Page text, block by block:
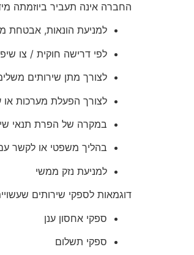
החברה אינה תעביר ביוזמתה
למניעת הונאות, אבטחת
לפי דרישה חוקית / צו
לצורך מתן שירותים
לצורך הפעלת מערכות או
במקרה של הפרת תנאי
בהליך משפטי או לקשר
למניעת נזק ממשי
דוגמאות לספקי שירותים
ספקי אחסון ענן
ספקי תשלום